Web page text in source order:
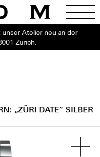
Atelier neu an der
Zürich.
„ZÜRI DATE“ SILBER